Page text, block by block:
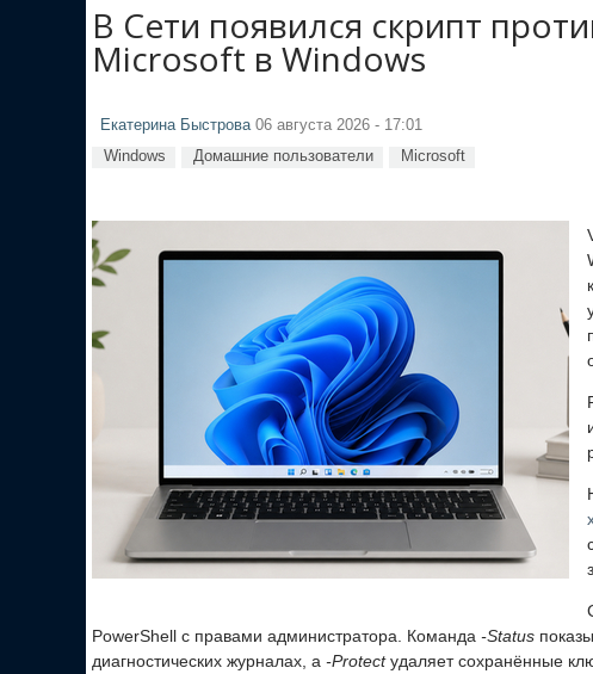
В Сети появился скрипт
Microsoft в Windows
Екатерина Быстрова 06 августа 2026 - 17:01
Windows Домашние пользователи Microsoft
PowerShell с правами администратора. Команда -Status
диагностических журналах, а -Protectудаляет сохранённые